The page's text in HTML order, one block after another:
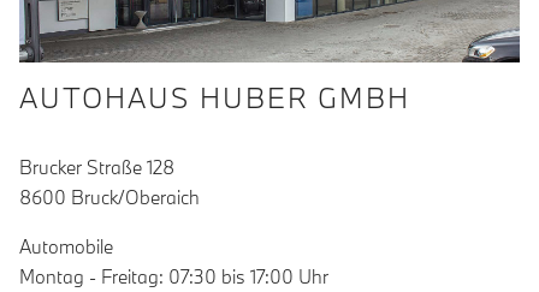
AUTOHAUS HUBER GMBH
Brucker Straße 128
8600 Bruck/Oberaich
Automobile
Montag - Freitag: 07:30 bis 17:00 Uhr